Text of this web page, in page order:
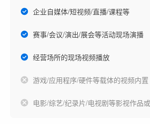
企业自媒体/短视频/直播/课程等
赛事/会议/演出/展会等活动现场演播
经营场所的现场视频播放
游戏/应用程序/硬件等载体的视频内置
电影/综艺/纪录片/电视剧等影视作品